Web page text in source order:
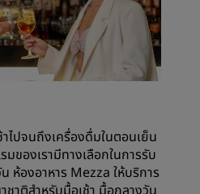
าไปจนถึงเครื่องดื่มในตอนเย็น
มของเรามีทางเลือกในการรับ
ห้องอาหาร Mezza ให้บริการ